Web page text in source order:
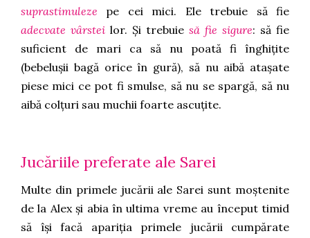
suprastimuleze pe cei mici. Ele trebuie să fie
adecvate vârstei lor. Și trebuie să fie sigure: să fie
suficient de mari ca să nu poată fi înghițite
(bebelușii bagă orice în gură), să nu aibă atașate
piese mici ce pot fi smulse, să nu se spargă, să nu
aibă colțuri sau muchii foarte ascuțite.
Jucăriile preferate ale Sarei
Multe din primele jucării ale Sarei sunt moștenite
de la Alex și abia în ultima vreme au început timid
să își facă apariția primele jucării cumpărate